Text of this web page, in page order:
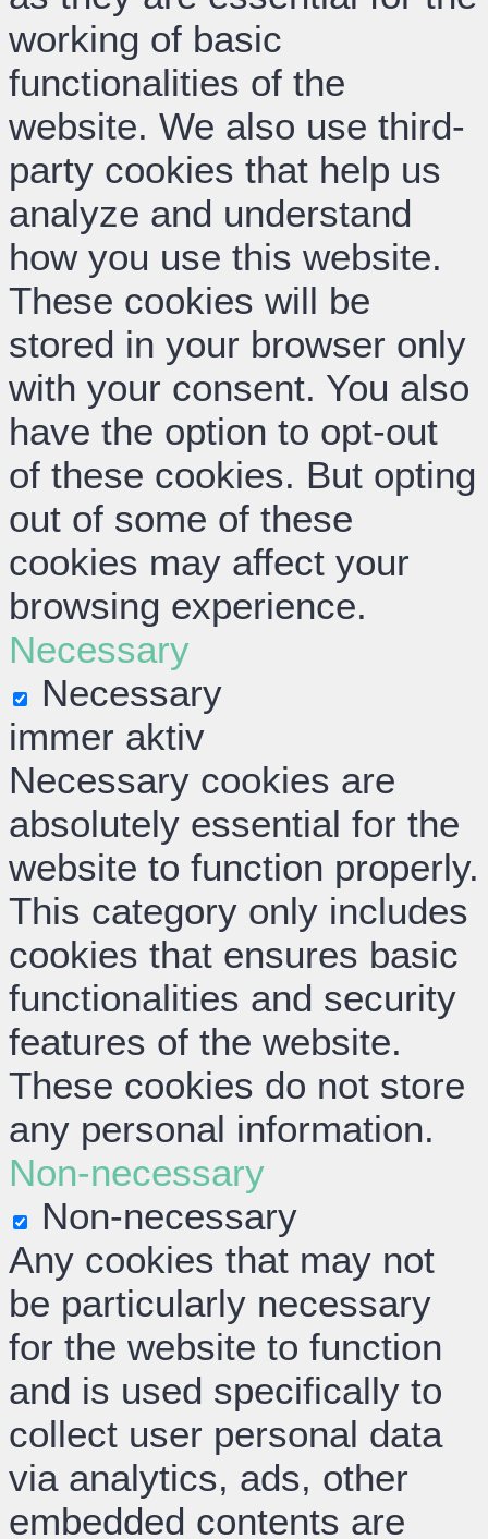
working of basic
functionalities of the
website. We also use third-
party cookies that help us
analyze and understand
how you use this website.
These cookies will be
stored in your browser only
with your consent. You also
have the option to opt-out
of these cookies. But opting
out of some of these
cookies may affect your
browsing experience.
Necessary
Necessary
immer aktiv
Necessary cookies are
absolutely essential for the
website to function properly.
This category only includes
cookies that ensures basic
functionalities and security
features of the website.
These cookies do not store
any personal information.
Non-necessary
Non-necessary
Any cookies that may not
be particularly necessary
for the website to function
and is used specifically to
collect user personal data
via analytics, ads, other
embedded contents are